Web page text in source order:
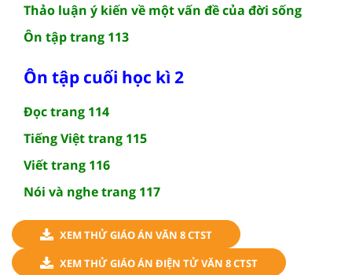
Thảo luận ý kiến về một vấn đề của đời sống
Ôn tập trang 113
Ôn tập cuối học kì 2
Đọc trang 114
Tiếng Việt trang 115
Viết trang 116
Nói và nghe trang 117
XEM THỬ GIÁO ÁN VĂN 8 CTST
XEM THỬ GIÁO ÁN ĐIỆN TỬ VĂN 8 CTST